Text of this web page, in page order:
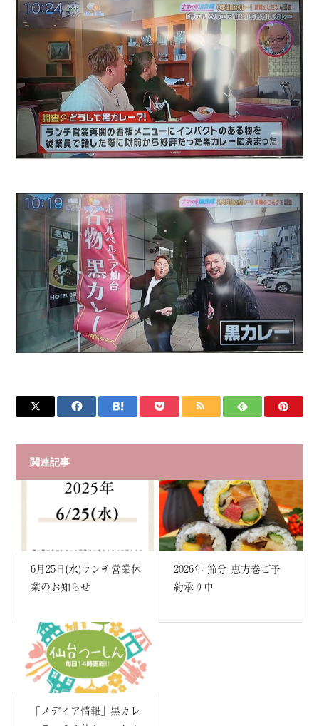
関連記事
6月25日(水)ランチ営業休
業のお知らせ
2026年 節分 恵方巻ご予
約承り中
「メディア情報」黒カレ